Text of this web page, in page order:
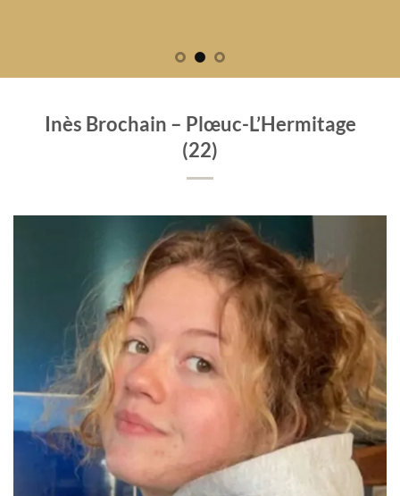
Inès Brochain – Plœuc-L’Hermitage
(22)